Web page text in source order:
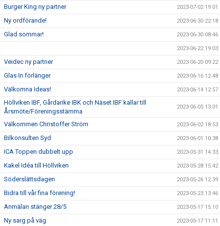
Burger King ny partner 2023-07-02 19:01
Ny ordförande! 2023-06-30 22:18
Glad sommar! 2023-06-30 08:46
2023-06-22 19:03
Veidec ny partner 2023-06-20 09:22
Glas In förlänger 2023-06-16 12:48
Välkomna Ideas! 2023-06-14 12:57
Höllviken IBF, Gårdarike IBK och Näset IBF kallar till
Årsmöte/Föreningsstämma
2023-06-05 13:01
Välkommen Christoffer Ström 2023-06-02 18:53
Bilkonsulten Syd 2023-06-01 10:38
ICA Toppen dubbelt upp 2023-05-31 14:33
Kakel Idéa till Höllviken 2023-05-28 15:42
Söderslättsdagen 2023-05-26 12:39
Bidra till vår fina förening! 2023-05-23 13:46
Anmälan stänger 28/5 2023-05-17 15:10
Ny sarg på väg 2023-05-17 11:11